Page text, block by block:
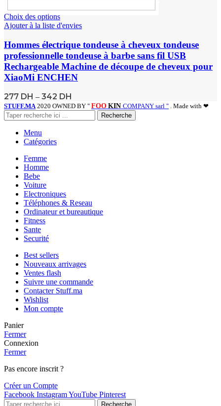
Choix des options
Ajouter à la liste d'envies
Hommes électrique tondeuse à cheveux tondeuse
professionnelle tondeuse à barbe sans fil USB
Rechargeable Machine de découpe de cheveux pour
XiaoMi ENCHEN
277 DH – 342 DH
STUFF.MA 2020 OWNED BY " FOO KIN COMPANY sarl " . Made with ❤
Recherche
Menu
Catégories
Femme
Homme
Bebe
Voiture
Electroniques
Téléphones & Reseau
Ordinateur et bureautique
Fitness
Sante
Securité
Best sellers
Nouveaux arrivages
Ventes flash
Suivre une commande
Contacter Stuff.ma
Wishlist
Mon compte
Panier
Fermer
Connexion
Fermer
Pas encore inscrit ?
Créer un Compte
Facebook InstagramYouTube Pinterest
Recherche